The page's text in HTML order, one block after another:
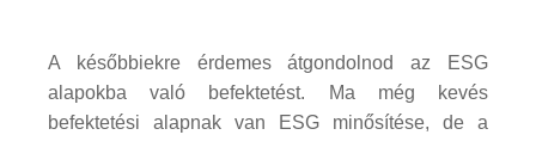
A későbbiekre érdemes átgondolnod az ESG
alapokba való befektetést. Ma még kevés
befektetési alapnak van ESG minősítése, de a